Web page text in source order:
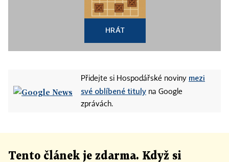
HRÁT
Přidejte si Hospodářské noviny mezi
své oblíbené tituly na Google
zprávách.
Tento článek je zdarma. Když si